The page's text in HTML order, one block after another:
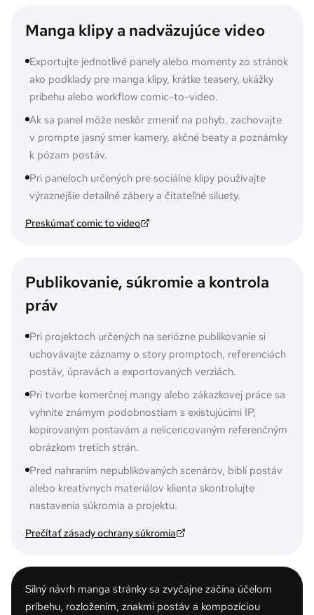
Manga klipy a nadväzujúce video
Exportujte jednotlivé panely alebo momenty zo stránok
ako podklady pre manga klipy, krátke teasery, ukážky
príbehu alebo workflow comic-to-video.
Ak sa panel môže neskôr zmeniť na pohyb, zachovajte
v prompte jasný smer kamery, akčné beaty a poznámky
k pózam postáv.
Pri paneloch určených pre sociálne klipy používajte
výraznejšie detailné zábery a čitateľné siluety.
Preskúmať comic to video
Publikovanie, súkromie a kontrola
práv
Pri projektoch určených na seriózne publikovanie si
uchovávajte záznamy o story promptoch, referenciách
postáv, úpravách a exportovaných verziách.
Pri tvorbe komerčnej mangy alebo zákazkovej práce sa
vyhnite známym podobnostiam s existujúcimi IP,
kopírovaným postavám a nelicencovaným referenčným
obrázkom tretích strán.
Pred nahraním nepublikovaných scenárov, biblí postáv
alebo kreatívnych materiálov klienta skontrolujte
nastavenia súkromia a projektu.
Prečítať zásady ochrany súkromia
Silný návrh manga stránky sa zvyčajne začína účelom
príbehu, rozložením, znakmi postáv a kompozíciou